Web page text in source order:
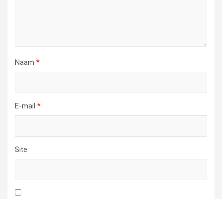
Naam *
E-mail *
Site